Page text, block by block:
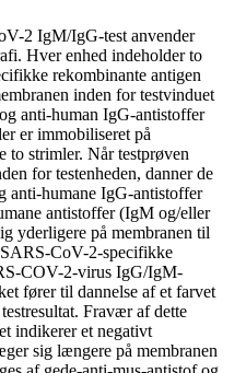
2 IgM/IgG-test anvender
Hver enhed indeholder to
rekombinante antigen
inden for testvinduet
anti-human IgG-antistoffer
er immobiliseret på
to strimler. Når testprøven
for testenheden, danner de
anti-humane IgG-antistoffer
antistoffer (IgM og/eller
yderligere på membranen til
CoV-2-specifikke
COV-2-virus IgG/IgM-
fører til dannelse af et farvet
Fravær af dette
indikerer et negativt
sig længere på membranen